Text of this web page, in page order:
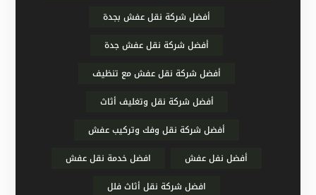
أفضل شركة نقل عفش بجدة
أفضل شركة نقل عفش جدة
أفضل شركة نقل عفش مع تنظيف
أفضل شركة نقل وتغليف أثاث
أفضل شركة نقل وفك وتركيب عفش
أفضل نفل عفش
افضل خدمة نقل عفش
افضل شركة نقل أثاث فلل